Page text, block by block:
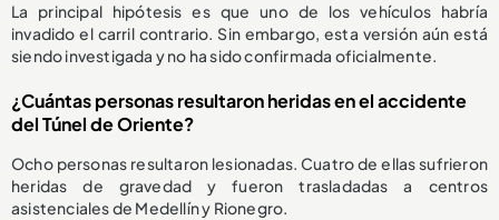
La principal hipótesis es que uno de los vehículos habría
invadido el carril contrario. Sin embargo, esta versión aún está
siendo investigada y no ha sido confirmada oficialmente.
¿Cuántas personas resultaron heridas en el accidente
del Túnel de Oriente?
Ocho personas resultaron lesionadas. Cuatro de ellas sufrieron
heridas de gravedad y fueron trasladadas a centros
asistenciales de Medellín y Rionegro.